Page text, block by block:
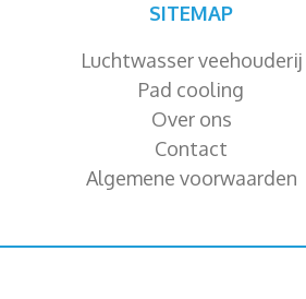
SITEMAP
Luchtwasser veehouderij
Pad cooling
Over ons
Contact
Algemene voorwaarden